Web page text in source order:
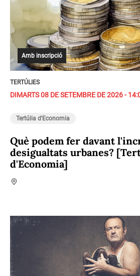
Amb inscripció
TERTÚLIES
DIMARTS 08 DE SETEMBRE DE 2026 -
Tertúlia d'Economia
Què podem fer davant
desigualtats urbanes?
d'Economia]